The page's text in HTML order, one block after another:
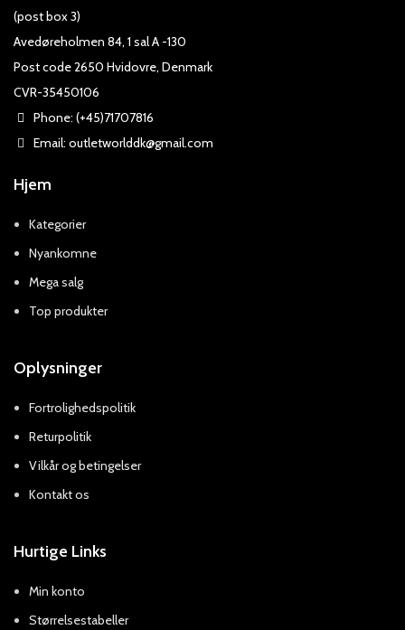
(post box 3)
Avedøreholmen 84, 1 sal A -130
Post code 2650 Hvidovre, Denmark
CVR-35450106
Phone: (+45)71707816
Email: outletworlddk@gmail.com
Hjem
Kategorier
Nyankomne
Mega salg
Top produkter
Oplysninger
Fortrolighedspolitik
Returpolitik
Vilkår og betingelser
Kontakt os
Hurtige Links
Min konto
Størrelsestabeller